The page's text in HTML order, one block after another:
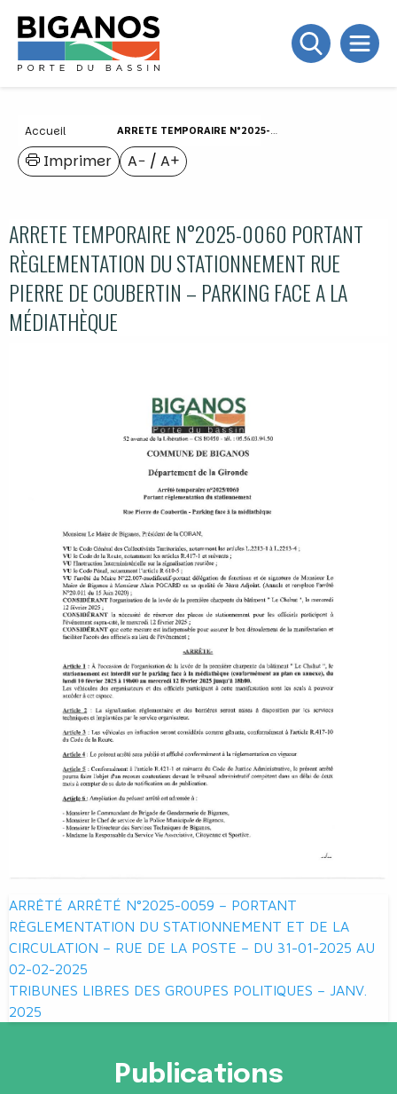
Accueil ARRETE TEMPORAIRE N°2025-0060 PORTANT RÈGLEMENTATION DU STATIONNEMENT RUE PIERRE DE COUBERTIN – PARKING FACE A LA MÉDIATHÈQUE
A− / A+
Imprimer
ARRETE TEMPORAIRE N°2025-0060 PORTANT
RÈGLEMENTATION DU STATIONNEMENT RUE
PIERRE DE COUBERTIN – PARKING FACE A LA
MÉDIATHÈQUE
Navigation
de
l’article
ARRÊTÉ ARRÊTÉ N°2025-0059 – PORTANT
RÈGLEMENTATION DU STATIONNEMENT ET DE LA
CIRCULATION – RUE DE LA POSTE – DU 31-01-2025 AU
02-02-2025
TRIBUNES LIBRES DES GROUPES POLITIQUES – JANV.
2025
Publications